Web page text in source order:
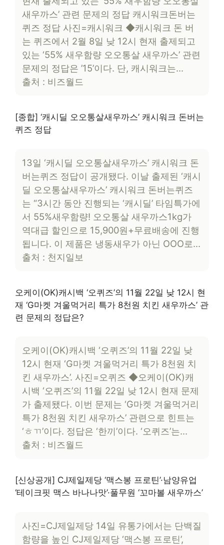
새우까스’ 관련 문제의 정답 캐시워크돈버는
퀴즈 정답 사진=캐시워크 ◆캐시워크 돈 버
는 퀴즈에서 2월 8일 낮 12시 현재 출제되고
있는 ‘55% 새우함량 오오통살 새우까스’ 관련
문제의 정답은 ’15’이다. 단, 캐시워크는…
출처 : 비즈월드
[종합] ‘캐시딜 오오통살새우까스’ 캐시워크 돈버는
퀴즈 정답
13일 ‘캐시딜 오오통살새우까스’ 캐시워크 돈
버는퀴즈 정답이 공개됐다. 이날 출제된 ‘캐시
딜 오오통살새우까스’ 캐시워크 돈버는퀴즈
는 “3시간 동안 진행되는 ‘캐시딜’ 타임특가에
서 55%새우함량! 오오통살 새우까스1kg가
역대급 할인으로 15,900원+무료배송에 진행
됩니다. 이 제품은 냉동새우가 아닌 OOO로…
출처 : 천지일보
오케이(OK)캐시백 ‘오퀴즈’의 11월 22일 낮 12시 현
재 ‘G마켓 겨울먹거리 특가 8천원 치킨 새우까스’ 관
련 문제의 정답은?
오케이(OK)캐시백 ‘오퀴즈’의 11월 22일 낮
12시 현재 ‘G마켓 겨울먹거리 특가 8천원 치
킨 새우까스’. 사진=오퀴즈 ◆오케이(OK)캐
시백 ‘오퀴즈’의 11월 22일 낮 12시 현재 문제
가 출제됐다. 이번 문제는 ‘G마켓 겨울먹거리
특가 8천원 치킨 새우까스’ 관련으로 힌트는
‘ㅎㄲ’이다. 정답은 ‘한끼’이다. ‘오퀴즈’는…
출처 : 비즈월드
[신상공개] CJ제일제당 ‘맥스봉 프로틴’·남양유업
‘테이크핏 맥스 바나나맛’·풀무원 ‘꼬마볼 새우까스’
사진=CJ제일제당 14일 유통가에서는 단백질
함량을 높인 CJ제일제당 ‘맥스봉 프로틴’,